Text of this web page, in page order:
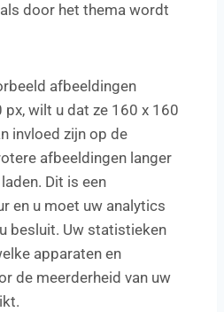
door het thema wordt
afbeeldingen
wilt u dat ze 160 x 160
invloed zijn op de
afbeeldingen langer
Dit is een
en u moet uw analytics
besluit. Uw statistieken
apparaten en
de meerderheid van uw